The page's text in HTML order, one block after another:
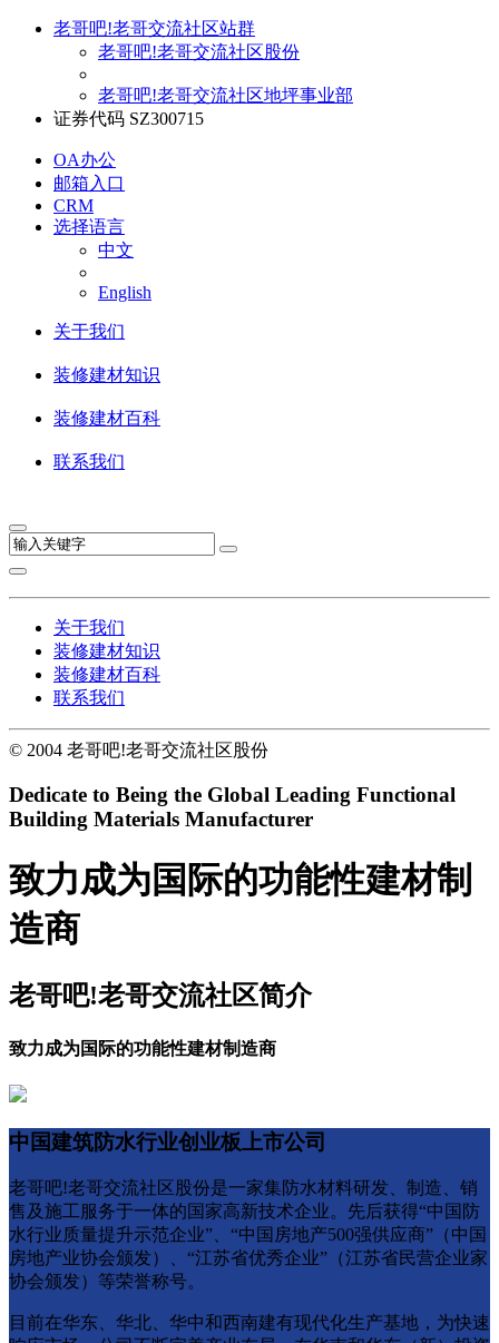
老哥吧!老哥交流社区站群
老哥吧!老哥交流社区股份
老哥吧!老哥交流社区地坪事业部
证券代码 SZ300715
OA办公
邮箱入口
CRM
选择语言
中文
English
关于我们
装修建材知识
装修建材百科
联系我们
关于我们
装修建材知识
装修建材百科
联系我们
© 2004 老哥吧!老哥交流社区股份
Dedicate to Being the Global Leading Functional
Building Materials Manufacturer
致力成为国际的功能性建材制
造商
老哥吧!老哥交流社区简介
致力成为国际的功能性建材制造商
中国建筑防水行业创业板上市公司
老哥吧!老哥交流社区股份是一家集防水材料研发、制造、销
售及施工服务于一体的国家高新技术企业。先后获得“中国防
水行业质量提升示范企业”、“中国房地产500强供应商”（中国
房地产业协会颁发）、“江苏省优秀企业”（江苏省民营企业家
协会颁发）等荣誉称号。
目前在华东、华北、华中和西南建有现代化生产基地，为快速